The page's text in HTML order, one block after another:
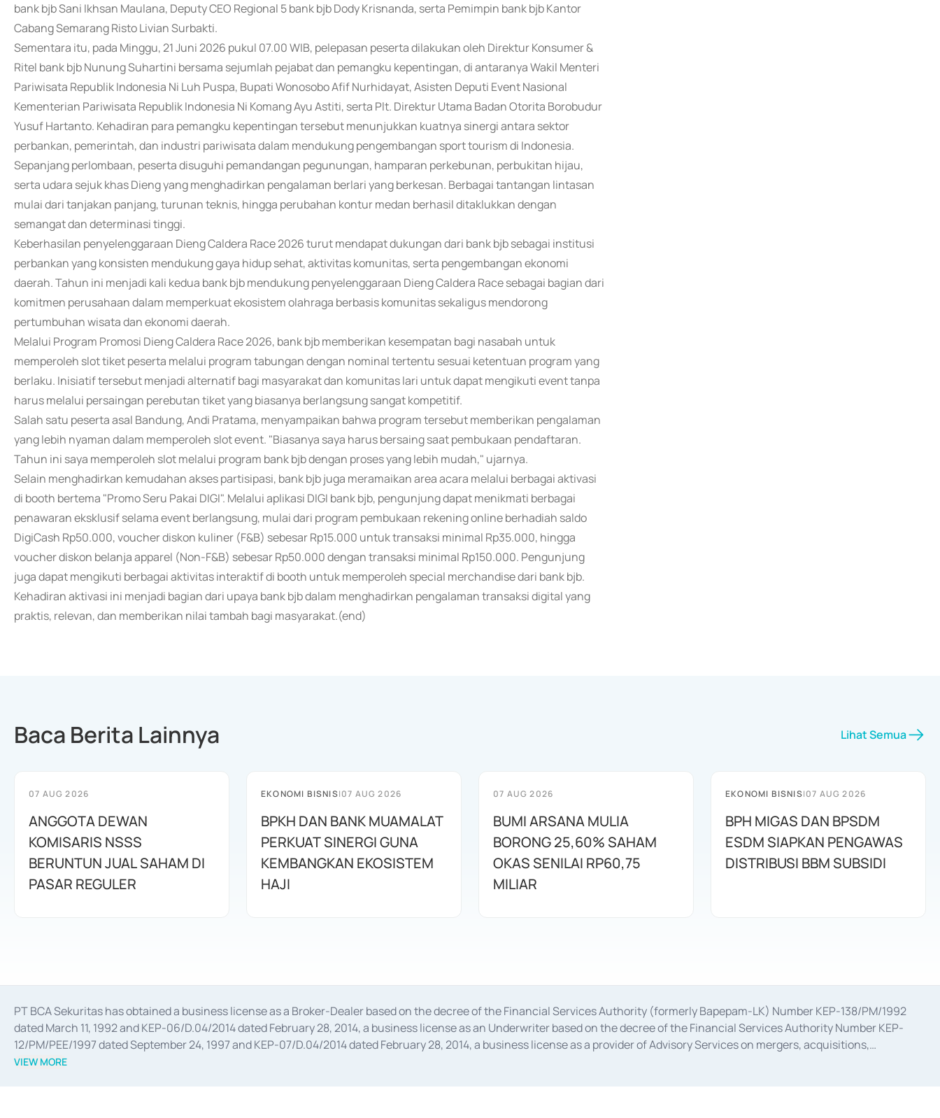
bank bjb Sani Ikhsan Maulana, Deputy CEO Regional 5 bank bjb Dody Krisnanda, serta Pemimpin bank bjb Kantor
Cabang Semarang Risto Livian Surbakti.
Sementara itu, pada Minggu, 21 Juni 2026 pukul 07.00 WIB, pelepasan peserta dilakukan oleh Direktur Konsumer &
Ritel bank bjb Nunung Suhartini bersama sejumlah pejabat dan pemangku kepentingan, di antaranya Wakil Menteri
Pariwisata Republik Indonesia Ni Luh Puspa, Bupati Wonosobo Afif Nurhidayat, Asisten Deputi Event Nasional
Kementerian Pariwisata Republik Indonesia Ni Komang Ayu Astiti, serta Plt. Direktur Utama Badan Otorita Borobudur
Yusuf Hartanto. Kehadiran para pemangku kepentingan tersebut menunjukkan kuatnya sinergi antara sektor
perbankan, pemerintah, dan industri pariwisata dalam mendukung pengembangan sport tourism di Indonesia.
Sepanjang perlombaan, peserta disuguhi pemandangan pegunungan, hamparan perkebunan, perbukitan hijau,
serta udara sejuk khas Dieng yang menghadirkan pengalaman berlari yang berkesan. Berbagai tantangan lintasan
mulai dari tanjakan panjang, turunan teknis, hingga perubahan kontur medan berhasil ditaklukkan dengan
semangat dan determinasi tinggi.
Keberhasilan penyelenggaraan Dieng Caldera Race 2026 turut mendapat dukungan dari bank bjb sebagai institusi
perbankan yang konsisten mendukung gaya hidup sehat, aktivitas komunitas, serta pengembangan ekonomi
daerah. Tahun ini menjadi kali kedua bank bjb mendukung penyelenggaraan Dieng Caldera Race sebagai bagian dari
komitmen perusahaan dalam memperkuat ekosistem olahraga berbasis komunitas sekaligus mendorong
pertumbuhan wisata dan ekonomi daerah.
Melalui Program Promosi Dieng Caldera Race 2026, bank bjb memberikan kesempatan bagi nasabah untuk
memperoleh slot tiket peserta melalui program tabungan dengan nominal tertentu sesuai ketentuan program yang
berlaku. Inisiatif tersebut menjadi alternatif bagi masyarakat dan komunitas lari untuk dapat mengikuti event tanpa
harus melalui persaingan perebutan tiket yang biasanya berlangsung sangat kompetitif.
Salah satu peserta asal Bandung, Andi Pratama, menyampaikan bahwa program tersebut memberikan pengalaman
yang lebih nyaman dalam memperoleh slot event. "Biasanya saya harus bersaing saat pembukaan pendaftaran.
Tahun ini saya memperoleh slot melalui program bank bjb dengan proses yang lebih mudah," ujarnya.
Selain menghadirkan kemudahan akses partisipasi, bank bjb juga meramaikan area acara melalui berbagai aktivasi
di booth bertema "Promo Seru Pakai DIGI". Melalui aplikasi DIGI bank bjb, pengunjung dapat menikmati berbagai
penawaran eksklusif selama event berlangsung, mulai dari program pembukaan rekening online berhadiah saldo
DigiCash Rp50.000, voucher diskon kuliner (F&B) sebesar Rp15.000 untuk transaksi minimal Rp35.000, hingga
voucher diskon belanja apparel (Non-F&B) sebesar Rp50.000 dengan transaksi minimal Rp150.000. Pengunjung
juga dapat mengikuti berbagai aktivitas interaktif di booth untuk memperoleh special merchandise dari bank bjb.
Kehadiran aktivasi ini menjadi bagian dari upaya bank bjb dalam menghadirkan pengalaman transaksi digital yang
praktis, relevan, dan memberikan nilai tambah bagi masyarakat.(end)
Baca Berita Lainnya Lihat Semua
07 AUG 2026
ANGGOTA DEWAN
KOMISARIS NSSS
BERUNTUN JUAL SAHAM DI
PASAR REGULER
EKONOMI BISNIS|07 AUG 2026
BPKH DAN BANK MUAMALAT
PERKUAT SINERGI GUNA
KEMBANGKAN EKOSISTEM
HAJI
07 AUG 2026
BUMI ARSANA MULIA
BORONG 25,60% SAHAM
OKAS SENILAI RP60,75
MILIAR
EKONOMI BISNIS|07 AUG 2026
BPH MIGAS DAN BPSDM
ESDM SIAPKAN PENGAWAS
DISTRIBUSI BBM SUBSIDI
PT BCA Sekuritas has obtained a business license as a Broker-Dealer based on the decree of the Financial Services Authority (formerly Bapepam-LK) Number KEP-138/PM/1992
dated March 11, 1992 and KEP-06/D.04/2014 dated February 28, 2014, a business license as an Underwriter based on the decree of the Financial Services Authority Number KEP-
12/PM/PEE/1997 dated September 24, 1997 and KEP-07/D.04/2014 dated February 28, 2014, a business license as a provider of Advisory Services on mergers, acquisitions,
divestments, and joint ventures based on the decree of the Financial Services Authority Number S-67/PM.21/2014 dated February 28, 2014, a business license as a provider of
VIEW MORE